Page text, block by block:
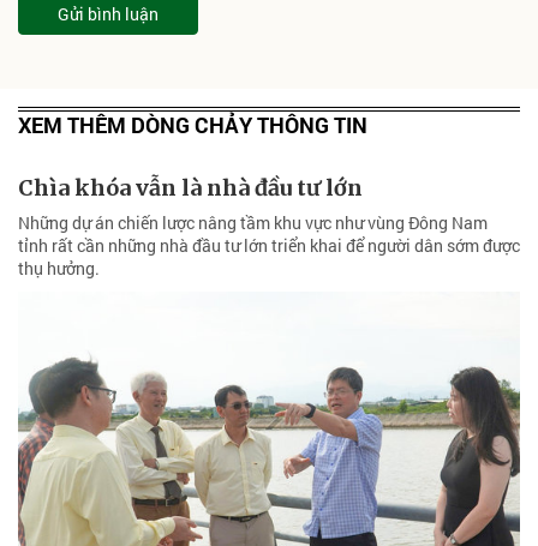
Gửi bình luận
XEM THÊM DÒNG CHẢY THÔNG TIN
Chìa khóa vẫn là nhà đầu tư lớn
Những dự án chiến lược nâng tầm khu vực như vùng Đông Nam
tỉnh rất cần những nhà đầu tư lớn triển khai để người dân sớm được
thụ hưởng.